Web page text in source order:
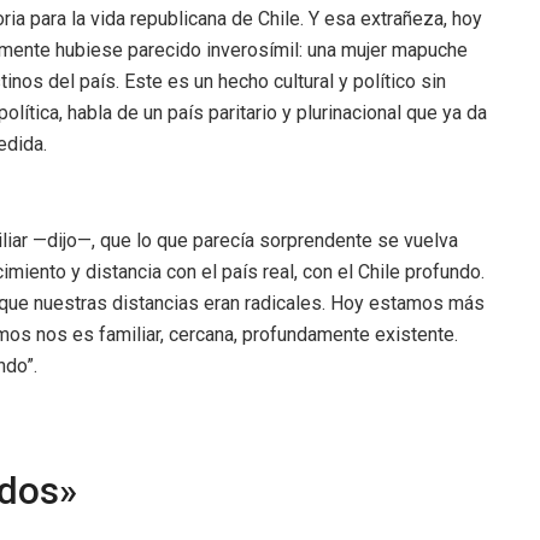
para la vida republicana de Chile. Y esa extrañeza, hoy
hubiese parecido inverosímil: una mujer mapuche
del país. Este es un hecho cultural y político sin
habla de un país paritario y plurinacional que ya da
—dijo—, que lo que parecía sorprendente se vuelva
y distancia con el país real, con el Chile profundo.
nuestras distancias eran radicales. Hoy estamos más
nos es familiar, cercana, profundamente existente.